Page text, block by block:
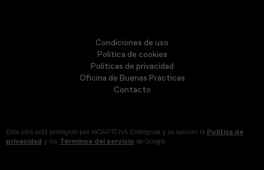
Condiciones de uso
Política de cookies
Políticas de privacidad
Oficina de Buenas Prácticas
Contacto
Este sitio está protegido por reCAPTCHA Enterprise y se aplican la Política de
privacidad y los Términos del servicio de Google.